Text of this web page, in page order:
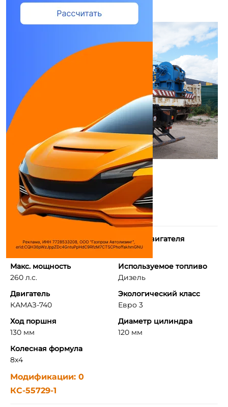
Количество цилиндров
Объем двигателя
11760 см³
Макс. мощность
260 л.с.
Используемое топливо
Дизель
Двигатель
КАМАЗ-740
Экологический класс
Евро 3
Ход поршня
130 мм
Диаметр цилиндра
120 мм
Колесная формула
8x4
Модификации: 0
КС-55729-1